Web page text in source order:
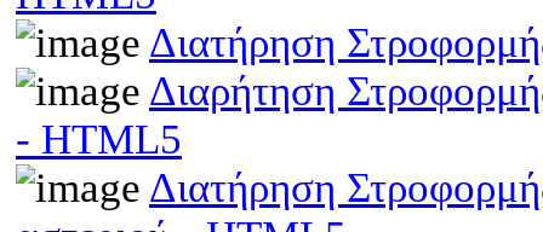
Διατήρηση
Διαρήτηση
- HTML5
Διατήρηση